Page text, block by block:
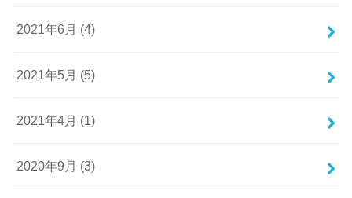
2021年6月 (4)
2021年5月 (5)
2021年4月 (1)
2020年9月 (3)